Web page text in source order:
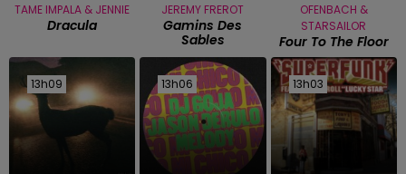
TAME IMPALA & JENNIE
Dracula
JEREMY FREROT
Gamins Des
Sables
OFENBACH &
STARSAILOR
Four To The Floor
13h09
13h09 13h06
13h06 13h03
13h03